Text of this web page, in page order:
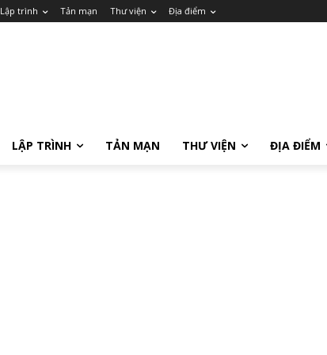
Lập trình Tản mạn Thư viện Địa điểm
LẬP TRÌNH TẢN MẠN THƯ VIỆN ĐỊA ĐIỂM